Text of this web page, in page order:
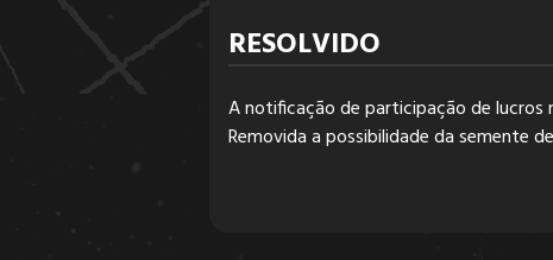
RESOLVIDO
A notificação de participação de lucros
Removida a possibilidade da semente